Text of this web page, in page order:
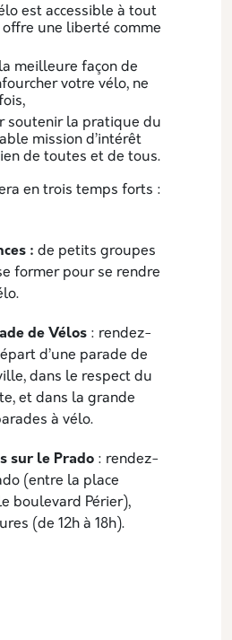
est accessible à tout
une liberté comme
meilleure façon de
votre vélo, ne
soutenir la pratique du
mission d’intérêt
de toutes et de tous.
en trois temps forts :
: de petits groupes
former pour se rendre
de Vélos : rendez-
d’une parade de
dans le respect du
et dans la grande
à vélo.
sur le Prado : rendez-
(entre la place
boulevard Périer),
(de 12h à 18h).